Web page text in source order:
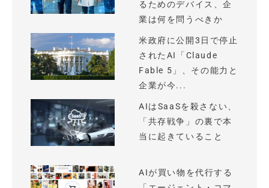
るためのデバイス、企
業は何を問うべきか
米政府に公開3日で停止
されたAI「Claude
Fable 5」、その能力と
企業が今...
AIはSaaSを殺さない、
「共存戦争」の裏で本
当に起きていること
AIが買い物を代行する